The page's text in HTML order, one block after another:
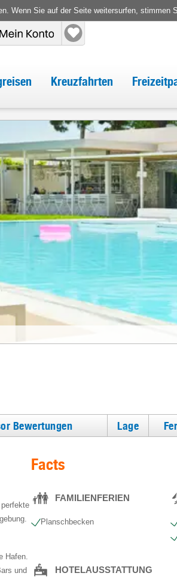
Wenn Sie auf der Seite weitersurfen, stimmen
Kreuzfahrten
Bewertungen Lage
Hafen.
und
Facts
FAMILIENFERIEN
Planschbecken
HOTELAUSSTATTUNG